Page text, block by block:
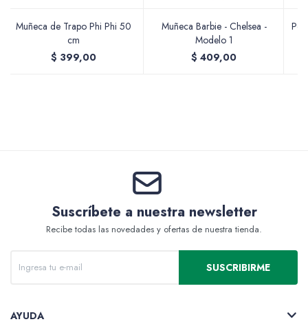
Muñeca de Trapo Phi Phi 50
cm
$ 399,00
Muñeca Barbie - Chelsea -
Modelo 1
$ 409,00
Suscríbete a nuestra newsletter
Recibe todas las novedades y ofertas de nuestra tienda.
SUSCRIBIRME
AYUDA
Pinturas
Valijas y atriles